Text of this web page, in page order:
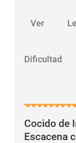
…Ver
Dificultad
Cocido de
Escacena